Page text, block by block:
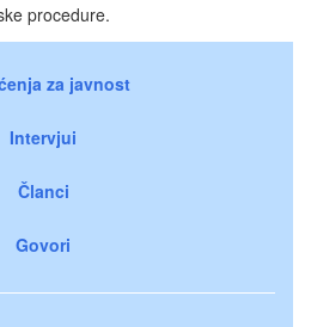
procedure.
za javnost
Intervjui
Članci
Govori